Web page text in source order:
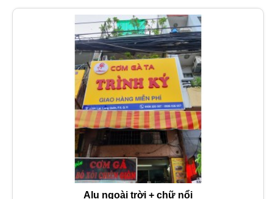
Alu ngoài trời + chữ nổi